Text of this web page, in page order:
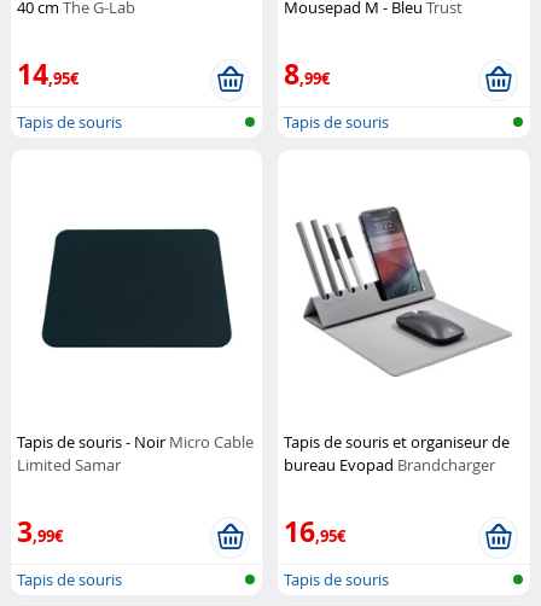
40 cm The G-Lab
14,95€
Tapis de souris
Mousepad M - BleuTrust
8,99€
Tapis de souris
Tapis de souris - Noir Micro Cable
Limited Samar
3,99€
Tapis de souris
Tapis de souris et organiseur de
bureau Evopad Brandcharger
16,95€
Tapis de souris